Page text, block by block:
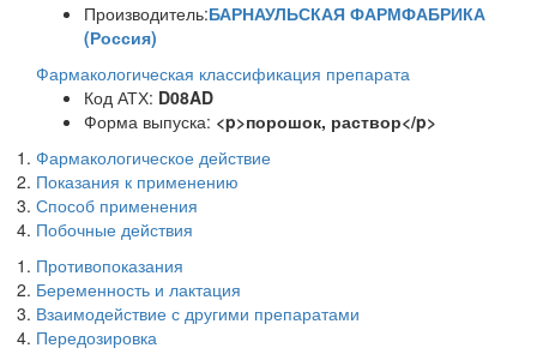
Производитель:БАРНАУЛЬСКАЯ ФАРМФАБРИКА
(Россия)
Фармакологическая классификация препарата
Код АТХ: D08AD
Форма выпуска: <p>порошок, раствор</p>
Фармакологическое действие
Показания к применению
Способ применения
Побочные действия
Противопоказания
Беременность и лактация
Взаимодействие с другими препаратами
Передозировка